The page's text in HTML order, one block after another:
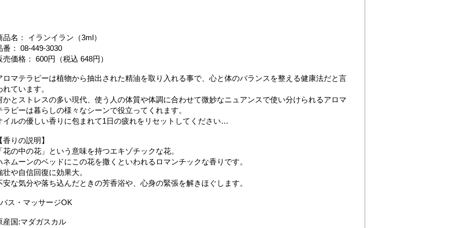
品名： イランイラン（3ml）
番： 08-449-3030
売価格： 600円（税込 648円）
ロマテラピーは植物から抽出された精油を取り入れる事で、心と体のバランスを整える健康法だと言
れています。
かとストレスの多い現代、使う人の体質や体調に合わせて微妙なニュアンスで使い分けられるアロマ
ラピーは暮らしの様々なシーンで役立ってくれます。
イルの優しい香りに包まれて1日の疲れをリセットしてください…
香りの説明】
花の中の花」という意味を持つエキゾチックな花。
ネムーンのベッドにこの花を撒くといわれるロマンチックな香りです。
壮や自信回復に効果大。
安な気分や落ち込んだときの芳香浴や、心身の緊張を解きほぐします。
ス・マッサージOK
産国:マダガスカル